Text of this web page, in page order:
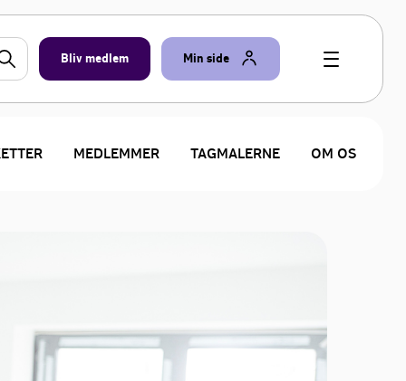
Bliv medlem Min side
MEDLEMMER TAGMALERNE OM OS